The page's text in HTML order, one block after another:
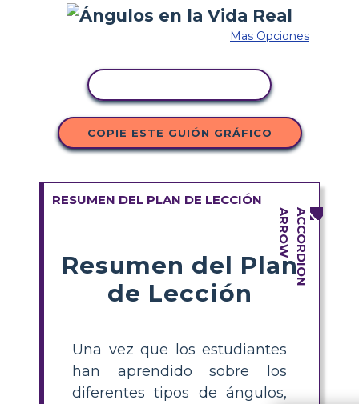
Mas Opciones
COPIE ESTE GUIÓN GRÁFICO
RESUMEN DEL PLAN DE LECCIÓN
Resumen del Plan
de Lección
Una vez que los estudiantes
han aprendido sobre los
diferentes tipos de ángulos,